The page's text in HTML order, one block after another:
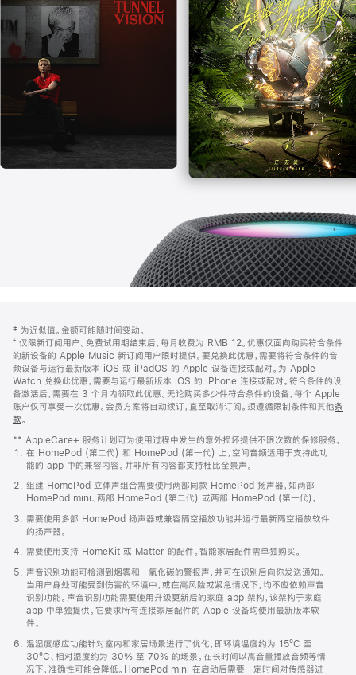
中
打
开)
页
页
脚
注
‡ 为近似值。金额可能随时间变动。
⁺ 仅限新订阅用户。免费试用期结束后，每月收费为 RMB 12。优惠仅面向购买符合条件
的新设备的 Apple Music 新订阅用户限时提供。要兑换此优惠，需要将符合条件的音
频设备与运行最新版本 iOS 或 iPadOS 的 Apple 设备连接或配对。为 Apple
Watch 兑换此优惠，需要与运行最新版本 iOS 的 iPhone 连接或配对。符合条件的设
备激活后，需要在 3 个月内领取此优惠。无论购买多少件符合条件的设备，每个 Apple
账户仅可享受一次优惠。会员方案将自动续订，直至取消订阅。须遵循限制条件和其他条
款。
窗
口
中
打
开)
** AppleCare+ 服务计划可为使用过程中发生的意外损坏提供不限次数的保修服务。
在 HomePod (第二代) 和 HomePod (第一代) 上，空间音频适用于支持此功
能的 app 中的兼容内容。并非所有内容都支持杜比全景声。
组建 HomePod 立体声组合需要使用两部同款 HomePod 扬声器，如两部
HomePod mini、两部 HomePod (第二代) 或两部 HomePod (第一代)。
需要使用多部 HomePod 扬声器或兼容隔空播放功能并运行最新隔空播放软件
的扬声器。
需要使用支持 HomeKit 或 Matter 的配件。智能家居配件需单独购买。
声音识别功能可检测到烟雾和一氧化碳的警报声，并可在识别后向你发送通知。
当用户身处可能受到伤害的环境中，或在高风险或紧急情况下，均不应依赖声音
识别功能。声音识别功能需要使用升级更新后的家庭 app 架构，该架构于家庭
app 中单独提供。它要求所有连接家居配件的 Apple 设备均使用最新版本软
件。
温湿度感应功能针对室内和家居场景进行了优化，即环境温度约为 15ºC 至
30ºC、相对湿度约为 30% 至 70% 的场景。在长时间以高音量播放音频等情
况下，准确性可能会降低。HomePod mini 在启动后需要一定时间对传感器进